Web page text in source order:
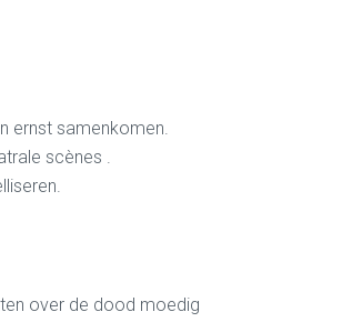
ernst samenkomen.
scènes .
over de dood moedig